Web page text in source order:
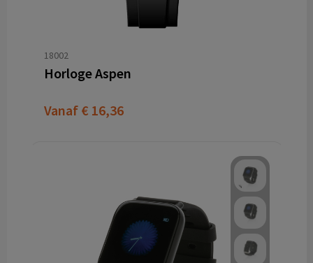
18002
Horloge Aspen
Vanaf € 16,36